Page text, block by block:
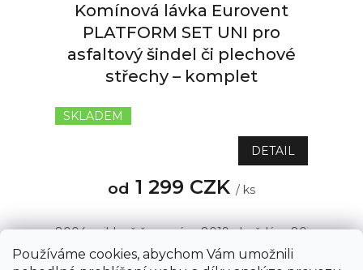
Používáme cookies, abychom Vám umožnili
Komínová lávka Eurovent
PLATFORM SET UNI pro
asfaltový šindel či plechové
střechy – komplet
hodnocení
5,0
z
hvězdiček.
SKLADEM
od 1 299 CZK / ks
DETAIL
8004 - cihlově červená 8019 - hnědá 8015 -